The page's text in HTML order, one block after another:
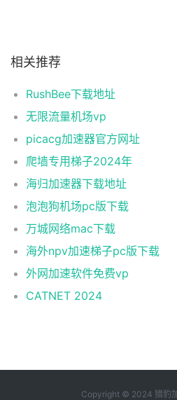
相关推荐
RushBee下载地址
无限流量机场vp
picacg加速器官方网址
爬墙专用梯子2024年
海归加速器下载地址
泡泡狗机场pc版下载
万城网络mac下载
海外npv加速梯子pc版下载
外网加速软件免费vp
CATNET 2024
Copyright © 2024 猎豹